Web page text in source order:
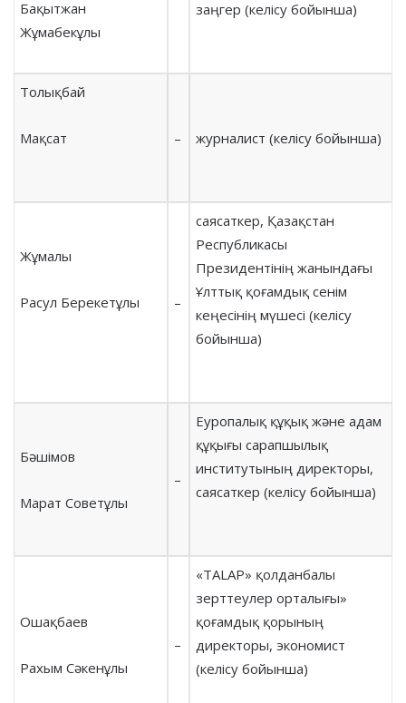
Бақытжан
Жұмабекұлы
заңгер (келісу бойынша)
Толықбай
Мақсат – журналист (келісу бойынша)
Жұмалы
Расул Берекетұлы –
саясаткер, Қазақстан
Республикасы
Президентінің жанындағы
Ұлттық қоғамдық сенім
кеңесінің мүшесі (келісу
бойынша)
Бәшімов
Марат Советұлы
–
Еуропалық құқық және адам
құқығы сарапшылық
институтының директоры,
саясаткер (келісу бойынша)
Ошақбаев
Рахым Сәкенұлы
–
«TALAP» қолданбалы
зерттеулер орталығы»
қоғамдық қорының
директоры, экономист
(келісу бойынша)